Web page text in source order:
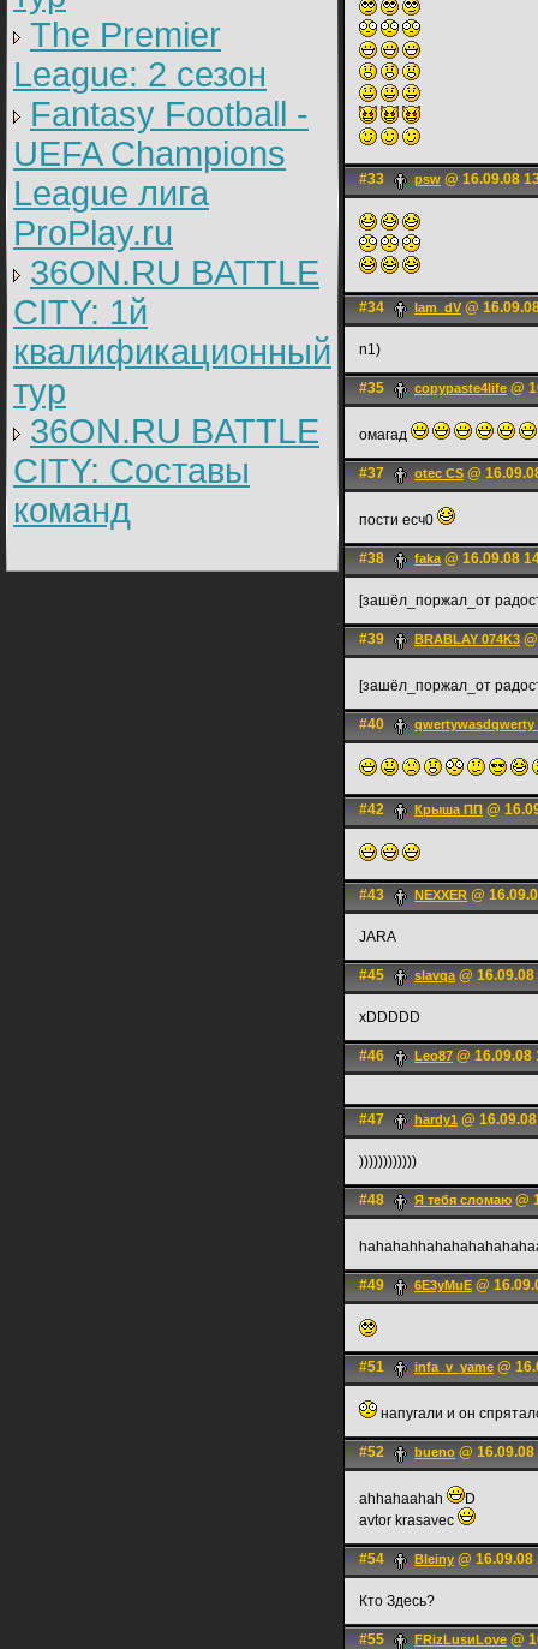
The Premier
League: 2 cезон
Fantasy Football -
UEFA Champions
League лига
ProPlay.ru
36ON.RU BATTLE
CITY: 1й
квалификационный
тур
36ON.RU BATTLE
CITY: Составы
команд
#33 psw @ 16.09.08
#34 lam_dV @
n1)
#35 copypaste4life @
омагад
#37 otеc CS @
пости есч0
#38 faka@ 16.09.08
[зашёл_поржал_от
#39 BRABLAY 074K3
[зашёл_поржал_от
#40 qwertywasdqwerty
#42 Крыша ПП @
#43 NEXXER @
JARA
#45 slavqa@ 16.09.08
xDDDDD
#46 Leo87 @ 16.09.08
#47 hardy1 @
))))))))))))
#48 Я тебя сломаю @
#49 6E3yMuE @
#51 infa_v_yame @
напугали и он
#52 bueno @ 16.09.08
ahhahaahah
D
avtor krasavec
#54 Bleiny @ 16.09.08
Кто Здесь?
#55 FRizLusиLove @